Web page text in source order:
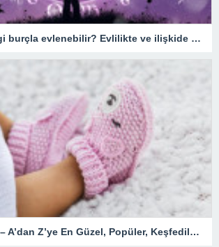
Hangi burç, hangi burçla evlenebilir? Evlilikte ve ilişkide burç uyumu
Kız İsimleri 2023 – A’dan Z’ye En Güzel, Popüler, Keşfedilmemiş, Nadir, Yeni, Değişik, Kozmik, Enteresan, Kız Çocuk İsimleri ve Anlamları